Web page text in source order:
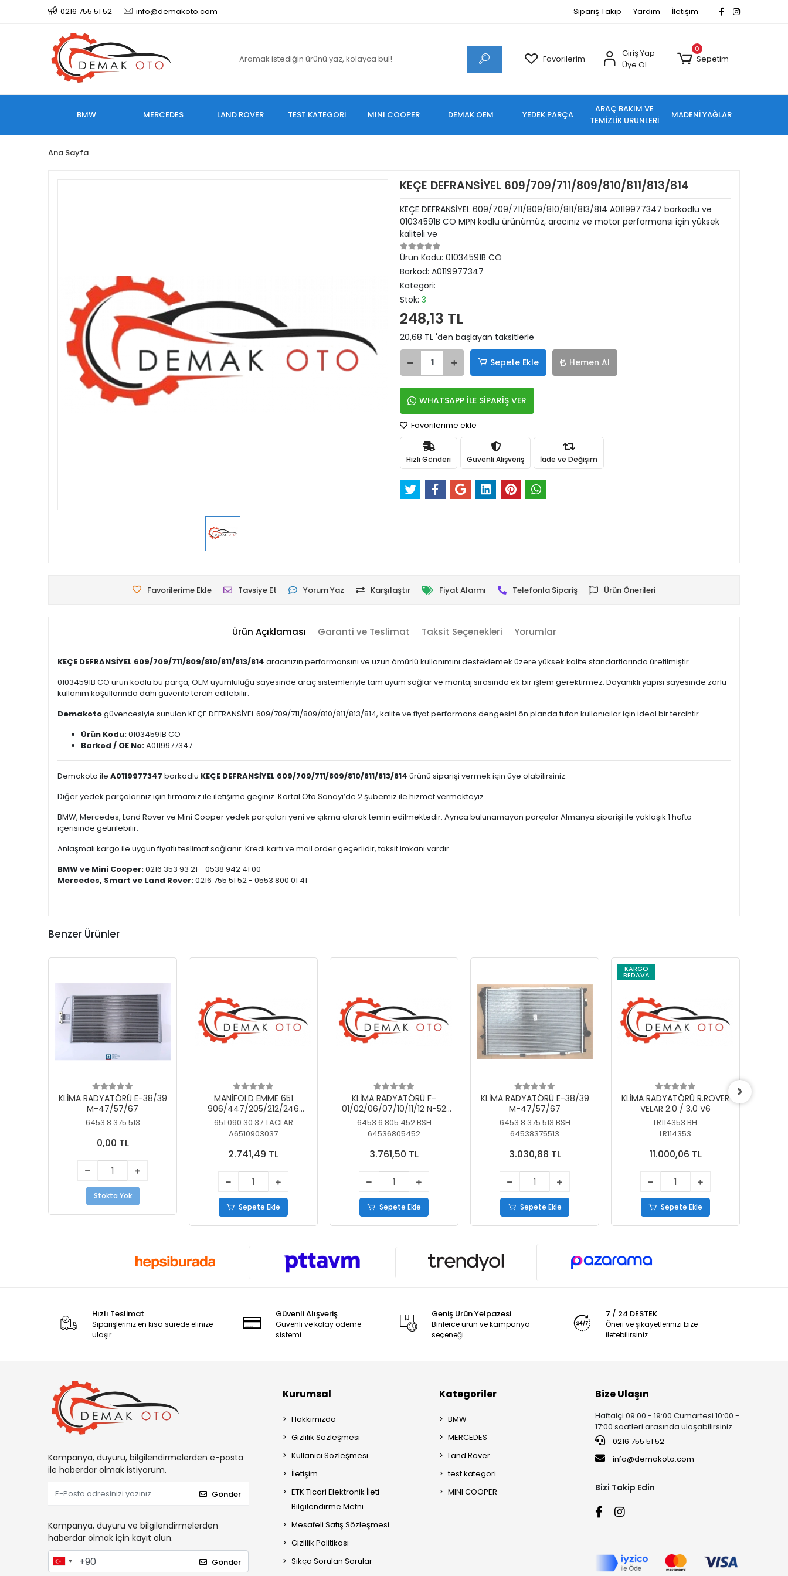
0216 755 51 52 info@demakoto.com Sipariş Takip Yardım İletişim
Favorilerim
Giriş Yap
Üye Ol
0
Sepetim
BMW MERCEDES LAND ROVER TEST KATEGORİ MINI COOPER DEMAK OEM YEDEK PARÇA
ARAÇ BAKIM VE
TEMİZLİK ÜRÜNLERİ
MADENİ YAĞLAR
Ana Sayfa
KEÇE DEFRANSİYEL 609/709/711/809/810/811/813/814
KEÇE DEFRANSİYEL 609/709/711/809/810/811/813/814 A0119977347 barkodlu ve
01034591B CO MPN kodlu ürünümüz, aracınız ve motor performansı için yüksek
kaliteli ve
Ürün Kodu: 01034591B CO
Barkod: A0119977347
Kategori:
Stok: 3
248,13 TL
20,68 TL 'den başlayan taksitlerle
Sepete Ekle Hemen Al
WHATSAPP İLE SİPARİŞ VER
Favorilerime ekle
Hızlı Gönderi Güvenli Alışveriş İade ve Değişim
Favorilerime Ekle Tavsiye Et Yorum Yaz Karşılaştır Fiyat Alarmı Telefonla Sipariş Ürün Önerileri
Ürün Açıklaması Garanti ve Teslimat Taksit Seçenekleri Yorumlar
KEÇE DEFRANSİYEL 609/709/711/809/810/811/813/814 aracınızın performansını ve uzun ömürlü kullanımını desteklemek üzere yüksek kalite standartlarında üretilmiştir.
01034591B CO ürün kodlu bu parça, OEM uyumluluğu sayesinde araç sistemleriyle tam uyum sağlar ve montaj sırasında ek bir işlem gerektirmez. Dayanıklı yapısı sayesinde zorlu
kullanım koşullarında dahi güvenle tercih edilebilir.
Demakotogüvencesiyle sunulan KEÇE DEFRANSİYEL 609/709/711/809/810/811/813/814, kalite ve fiyat performans dengesini ön planda tutan kullanıcılar için ideal bir tercihtir.
Ürün Kodu:01034591B CO
Barkod / OE No:A0119977347
Demakoto ile A0119977347 barkodlu KEÇE DEFRANSİYEL 609/709/711/809/810/811/813/814 ürünü siparişi vermek için üye olabilirsiniz.
Diğer yedek parçalarınız için firmamız ile iletişime geçiniz. Kartal Oto Sanayi’de 2 şubemiz ile hizmet vermekteyiz.
BMW, Mercedes, Land Rover ve Mini Cooper yedek parçaları yeni ve çıkma olarak temin edilmektedir. Ayrıca bulunamayan parçalar Almanya siparişi ile yaklaşık 1 hafta
içerisinde getirilebilir.
Anlaşmalı kargo ile uygun fiyatlı teslimat sağlanır. Kredi kartı ve mail order geçerlidir, taksit imkanı vardır.
BMW ve Mini Cooper:0216 353 93 21 - 0538 942 41 00
Mercedes, Smart ve Land Rover:0216 755 51 52 - 0553 800 01 41
Benzer Ürünler
KLİMA RADYATÖRÜ E-38/39
M-47/57/67
6453 8 375 513
0,00 TL
Stokta Yok
MANİFOLD EMME 651
906/447/205/212/246
KELEBEKSİZ
651 090 30 37 TACLAR
A6510903037
2.741,49 TL
Sepete Ekle
KLİMA RADYATÖRÜ F-
01/02/06/07/10/11/12 N-52
N/N-53/57/63
6453 6 805 452 BSH
64536805452
3.761,50 TL
Sepete Ekle
KLİMA RADYATÖRÜ E-38/39
M-47/57/67
6453 8 375 513 BSH
64538375513
3.030,88 TL
Sepete Ekle
KARGO
BEDAVA
KLİMA RADYATÖRÜ R.ROVER
VELAR 2.0 / 3.0 V6
LR114353 BH
LR114353
11.000,06 TL
Sepete Ekle
Hızlı Teslimat
Siparişleriniz en kısa sürede elinize
ulaşır.
Güvenli Alışveriş
Güvenli ve kolay ödeme
sistemi
Geniş Ürün Yelpazesi
Binlerce ürün ve kampanya
seçeneği
7 / 24 DESTEK
Öneri ve şikayetlerinizi bize
iletebilirsiniz.
Kampanya, duyuru, bilgilendirmelerden e-posta
ile haberdar olmak istiyorum.
Gönder
Kampanya, duyuru ve bilgilendirmelerden
haberdar olmak için kayıt olun.
Gönder
Kurumsal
Hakkımızda
Gizlilik Sözleşmesi
Kullanıcı Sözleşmesi
İletişim
ETK Ticari Elektronik İleti
Bilgilendirme Metni
Mesafeli Satış Sözleşmesi
Gizlilik Politikası
Sıkça Sorulan Sorular
Kategoriler
BMW
MERCEDES
Land Rover
test kategori
MINI COOPER
Bize Ulaşın
Haftaiçi 09:00 - 19:00 Cumartesi 10:00 -
17:00 saatleri arasında ulaşabilirsiniz.
0216 755 51 52
info@demakoto.com
Bizi Takip Edin